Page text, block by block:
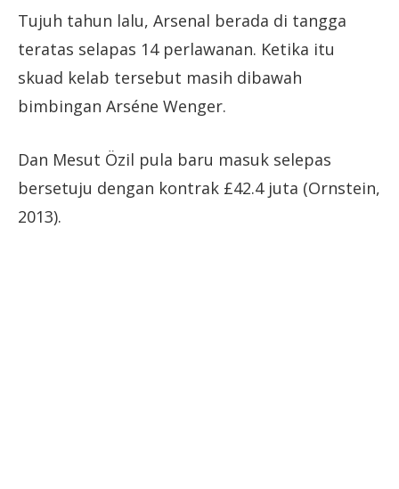
Tujuh tahun lalu, Arsenal berada di tangga
teratas selapas 14 perlawanan. Ketika itu
skuad kelab tersebut masih dibawah
bimbingan Arséne Wenger.
Dan Mesut Özil pula baru masuk selepas
bersetuju dengan kontrak £42.4 juta (Ornstein,
2013).